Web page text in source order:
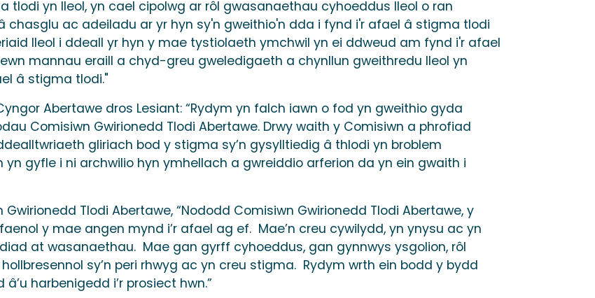
tlodi yn lleol, yn cael cipolwg ar rôl gwasanaethau cyhoeddus lleol o ran
ac adeiladu ar yr hyn sy'n gweithio'n dda i fynd i'r afael â stigma tlodi
lleol i ddeall yr hyn y mae tystiolaeth ymchwil yn ei ddweud am fynd i'r afael
mannau eraill a chyd-greu gweledigaeth a chynllun gweithredu lleol yn
â stigma tlodi."
Abertawe dros Lesiant: “Rydym yn falch iawn o fod yn gweithio gyda
Comisiwn Gwirionedd Tlodi Abertawe. Drwy waith y Comisiwn a phrofiad
gliriach bod y stigma sy’n gysylltiedig â thlodi yn broblem
yn gyfle i ni archwilio hyn ymhellach a gwreiddio arferion da yn ein gwaith i
Tlodi Abertawe, “Nododd Comisiwn Gwirionedd Tlodi Abertawe, y
y mae angen mynd i’r afael ag ef. Mae’n creu cywilydd, yn ynysu ac yn
at wasanaethau. Mae gan gyrff cyhoeddus, gan gynnwys ysgolion, rôl
sy’n peri rhwyg ac yn creu stigma. Rydym wrth ein bodd y bydd
harbenigedd i’r prosiect hwn.”